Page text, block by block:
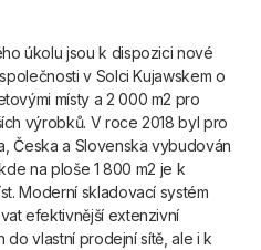
úkolu jsou k dispozici nové
v Solci Kujawskem o
místy a 2 000 m2 pro
výrobků. V roce 2018 byl pro
Česka a Slovenska vybudován
na ploše 1 800 m2 je k
Moderní skladovací systém
efektivnější extenzivní
do vlastní prodejní sítě, ale i k